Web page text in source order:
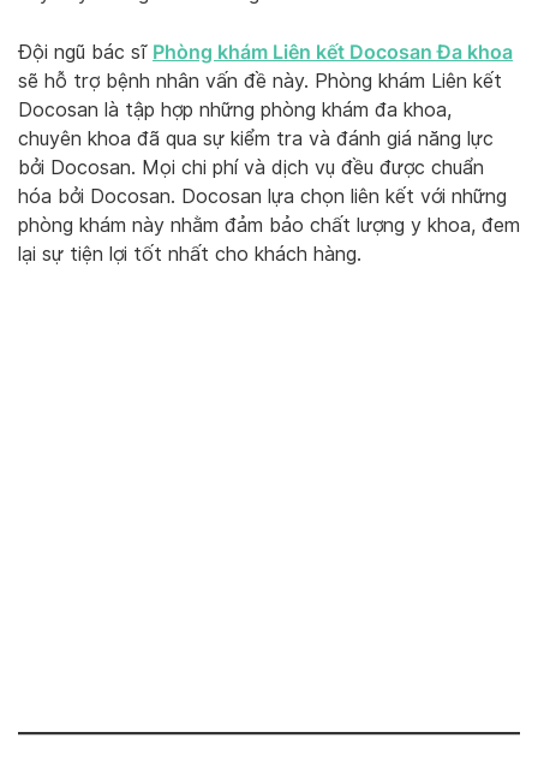
Đội ngũ bác sĩ Phòng khám Liên kết Docosan Đa khoa
sẽ hỗ trợ bệnh nhân vấn đề này. Phòng khám Liên kết
Docosan là tập hợp những phòng khám đa khoa,
chuyên khoa đã qua sự kiểm tra và đánh giá năng lực
bởi Docosan. Mọi chi phí và dịch vụ đều được chuẩn
hóa bởi Docosan. Docosan lựa chọn liên kết với những
phòng khám này nhằm đảm bảo chất lượng y khoa, đem
lại sự tiện lợi tốt nhất cho khách hàng.